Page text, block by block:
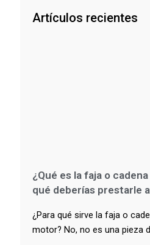
Artículos recientes
¿Qué es la faja o
qué deberías prestarle
¿Para qué sirve la faja o
motor? No, no es una pieza